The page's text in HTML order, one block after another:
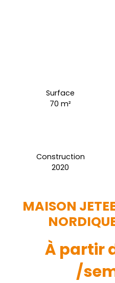
Surface
70m²
Construction
2020
MAISON
À partir
/